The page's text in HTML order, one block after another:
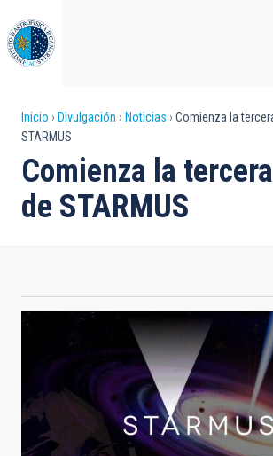
al
contenido
principal
Sobrescribir
enlaces
de
ayuda
navegación
Inicio Divulgación Noticias
Comienza la
STARMUS
Comienza la
de STARMUS